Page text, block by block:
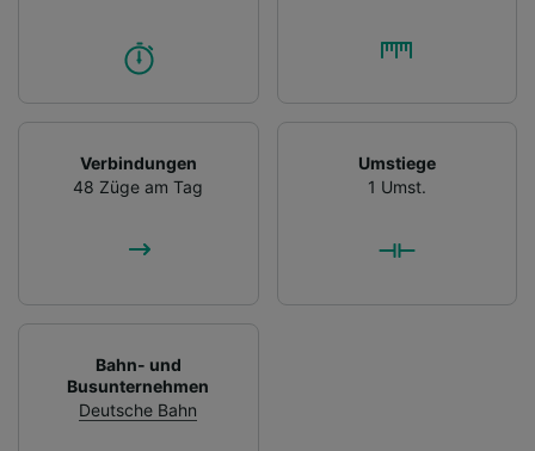
Verbindungen
48 Züge am Tag
Umstiege
1 Umst.
Bahn- und
Busunternehmen
Deutsche Bahn